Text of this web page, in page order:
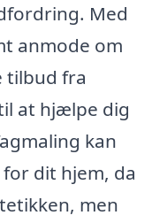
Med
anmode om
tilbud fra
at hjælpe dig
kan
dit hjem, da
men